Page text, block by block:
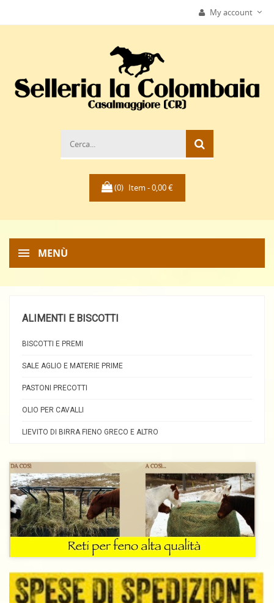
My account
(0) Item -0,00 €
MENÙ
ALIMENTI E BISCOTTI
BISCOTTI E PREMI
SALE AGLIO E MATERIE PRIME
PASTONI PRECOTTI
OLIO PER CAVALLI
LIEVITO DI BIRRA FIENO GRECO E ALTRO